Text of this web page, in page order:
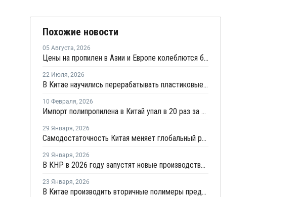
Похожие новости
05 Августа, 2026
Цены на пропилен в Азии и Европе колеблются близ уровня в USD1000
22 Июля, 2026
В Китае научились перерабатывать пластиковые отходы в реактивное топливо с эффективностью 82%
10 Февраля, 2026
Импорт полипропилена в Китай упал в 20 раз за пять лет
29 Января, 2026
Самодостаточность Китая меняет глобальный рынок полипропилена
29 Января, 2026
В КНР в 2026 году запустят новые производства ПП совокупной мощностью 4,9 млн тонн
23 Января, 2026
В Китае производить вторичные полимеры предложили по принципу конструкторов LEGO